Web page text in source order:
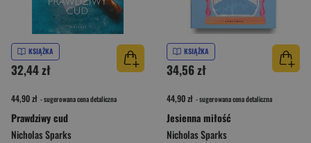
KSIĄŻKA
32,44 zł
44,90 zł - sugerowana cena detaliczna
Prawdziwy cud
Nicholas Sparks
KSIĄŻKA
34,56 zł
44,90 zł - sugerowana cena detaliczna
Jesienna miłość
Nicholas Sparks